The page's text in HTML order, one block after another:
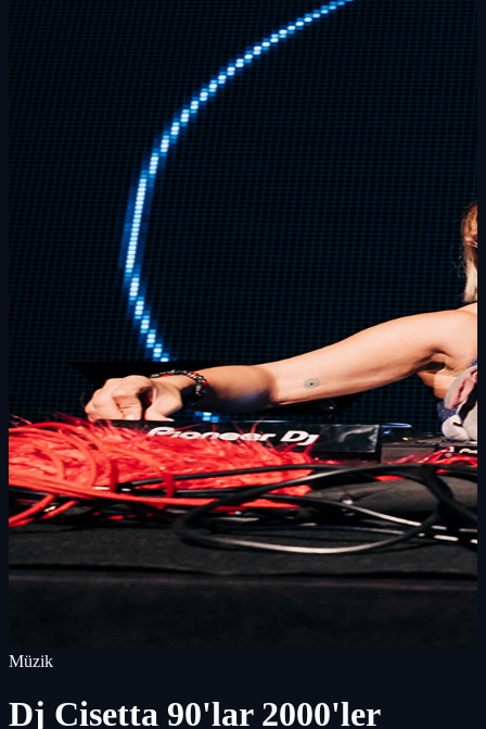
Müzik
Dj Cisetta 90'lar 2000'ler